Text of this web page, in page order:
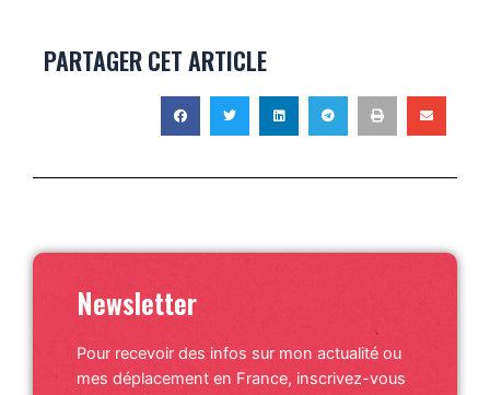
PARTAGER CET ARTICLE
Newsletter
Pour recevoir des infos sur mon actualité ou
mes déplacement en France, inscrivez-vous